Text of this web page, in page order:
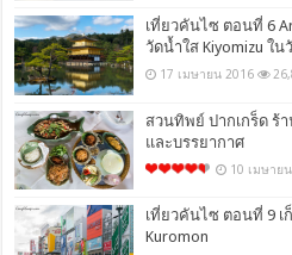
เที่ยวคันไซ ตอนที่ 6
วัดน้ำใส Kiyomizu ใน
17 เมษายน 2016
สวนทิพย์ ปากเกร็ด ร้
และบรรยากาศ
10 เมษาย
เที่ยวคันไซ ตอนที่ 9
Kuromon